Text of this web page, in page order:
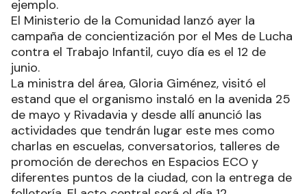
ejemplo.
El Ministerio de la Comunidad lanzó ayer la
campaña de concientización por el Mes de Lucha
contra el Trabajo Infantil, cuyo día es el 12 de
junio.
La ministra del área, Gloria Giménez, visitó el
estand que el organismo instaló en la avenida 25
de mayo y Rivadavia y desde allí anunció las
actividades que tendrán lugar este mes como
charlas en escuelas, conversatorios, talleres de
promoción de derechos en Espacios ECO y
diferentes puntos de la ciudad, con la entrega de